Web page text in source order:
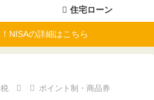
住宅ローン
NISAの詳細はこちら
ポイント制・商品券